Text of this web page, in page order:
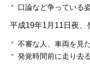
口論など争っている
平成19年1月11日夜、
不審な人、車両を見た
発覚時間前に走り去